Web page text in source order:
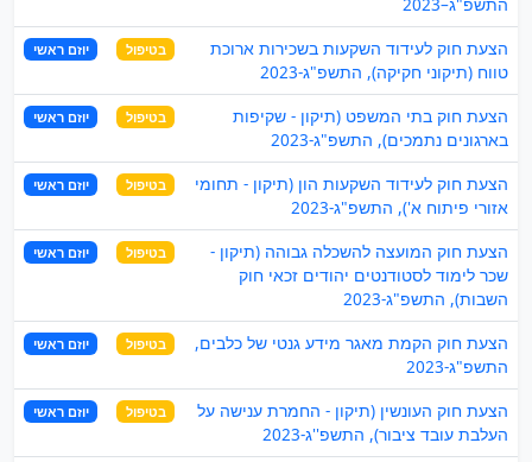
הצעת חוק לעידוד השקעות בשכירות ארוכת
טווח (תיקוני חקיקה), התשפ"ג-2023
בטיפול יוזם ראשי
הצעת חוק בתי המשפט (תיקון - שקיפות
בארגונים נתמכים), התשפ"ג-2023
בטיפול יוזם ראשי
הצעת חוק לעידוד השקעות הון (תיקון - תחומי
אזורי פיתוח א'), התשפ"ג-2023
בטיפול יוזם ראשי
הצעת חוק המועצה להשכלה גבוהה (תיקון -
שכר לימוד לסטודנטים יהודים זכאי חוק
השבות), התשפ"ג-2023
בטיפול יוזם ראשי
הצעת חוק הקמת מאגר מידע גנטי של כלבים,
התשפ"ג-2023
בטיפול יוזם ראשי
הצעת חוק העונשין (תיקון - החמרת ענישה על
העלבת עובד ציבור), התשפ''ג-2023
בטיפול יוזם ראשי